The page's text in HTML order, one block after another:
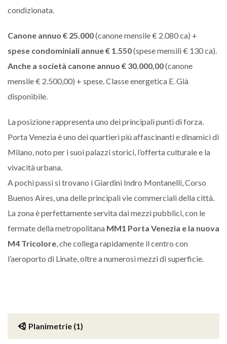
condizionata.
Canone annuo € 25.000(canone mensile € 2.080 ca) +
spese condominiali annue € 1.550(spese mensili € 130 ca).
Anche a società canone annuo € 30.000,00(canone
mensile € 2.500,00) + spese. Classe energetica E. Già
disponibile.
La posizione rappresenta uno dei principali punti di forza.
Porta Venezia è uno dei quartieri più affascinanti e dinamici di
Milano, noto per i suoi palazzi storici, l’offerta culturale e la
vivacità urbana.
A pochi passi si trovano i Giardini Indro Montanelli, Corso
Buenos Aires, una delle principali vie commerciali della città.
La zona è perfettamente servita dai mezzi pubblici, con le
fermate della metropolitana MM1 Porta Venezia e la nuova
M4 Tricolore, che collega rapidamente il centro con
l’aeroporto di Linate, oltre a numerosi mezzi di superficie.
Planimetrie (1)